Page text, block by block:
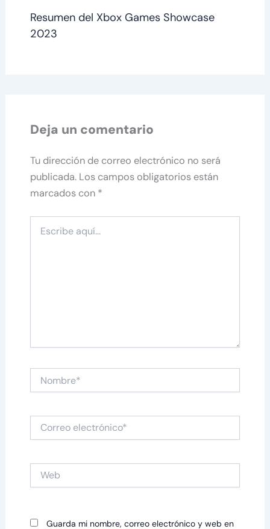
Resumen del Xbox Games Showcase
2023
Deja un comentario
Tu dirección de correo electrónico no será
publicada. Los campos obligatorios están
marcados con *
aquí...
Correo
electrónico*
Guarda mi nombre, correo electrónico y web en